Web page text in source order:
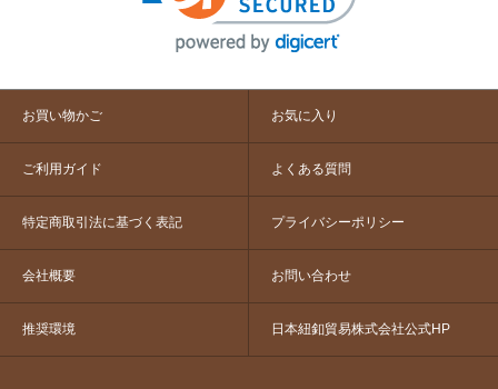
お買い物かご お気に入り
ご利用ガイド よくある質問
特定商取引法に基づく表記 プライバシーポリシー
会社概要 お問い合わせ
推奨環境 日本紐釦貿易株式会社公式HP